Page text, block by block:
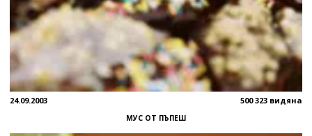
24.09.2003 500 323 видяна
МУС ОТ ПЪПЕШ